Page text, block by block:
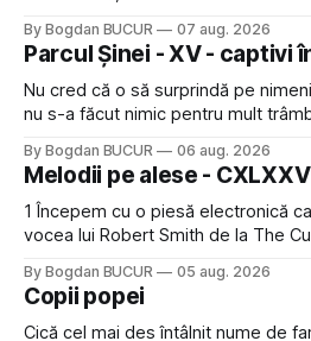
lăsat rece la prima vedere, după
îndrăgostesc de el. Nu mi-a
By Bogdan BUCUR 07 aug. 2026
Parcul Șinei - XV - captivi
Nu cred că o să surprindă pe
nu s-a făcut nimic pentru mult
timp pui și latră prin gard la lumea
avut, în schimb, o belea
By Bogdan BUCUR 06 aug. 2026
Melodii pe alese - CXLXXV
1 Începem cu o piesă electronică
vocea lui Robert Smith de la The
a dovedit că jumătatea masculină a
dubioasă...) 2. Băgăm la
By Bogdan BUCUR 05 aug. 2026
Copii popei
Cică cel mai des întâlnit nume de